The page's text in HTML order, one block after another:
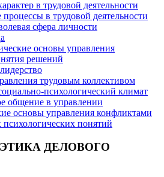
в трудовой деятельности
в трудовой деятельности
сфера личности
основы управления
решений
трудовым коллективом
психологический климат
общение в управлении
основы управления конфликтами
понятий
ДЕЛОВОГО